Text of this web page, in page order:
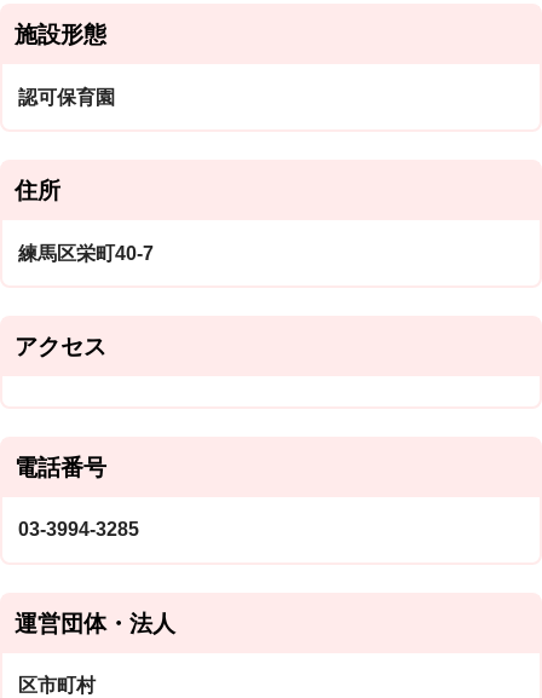
施設形態
認可保育園
住所
練馬区栄町40-7
アクセス
電話番号
03-3994-3285
運営団体・法人
区市町村